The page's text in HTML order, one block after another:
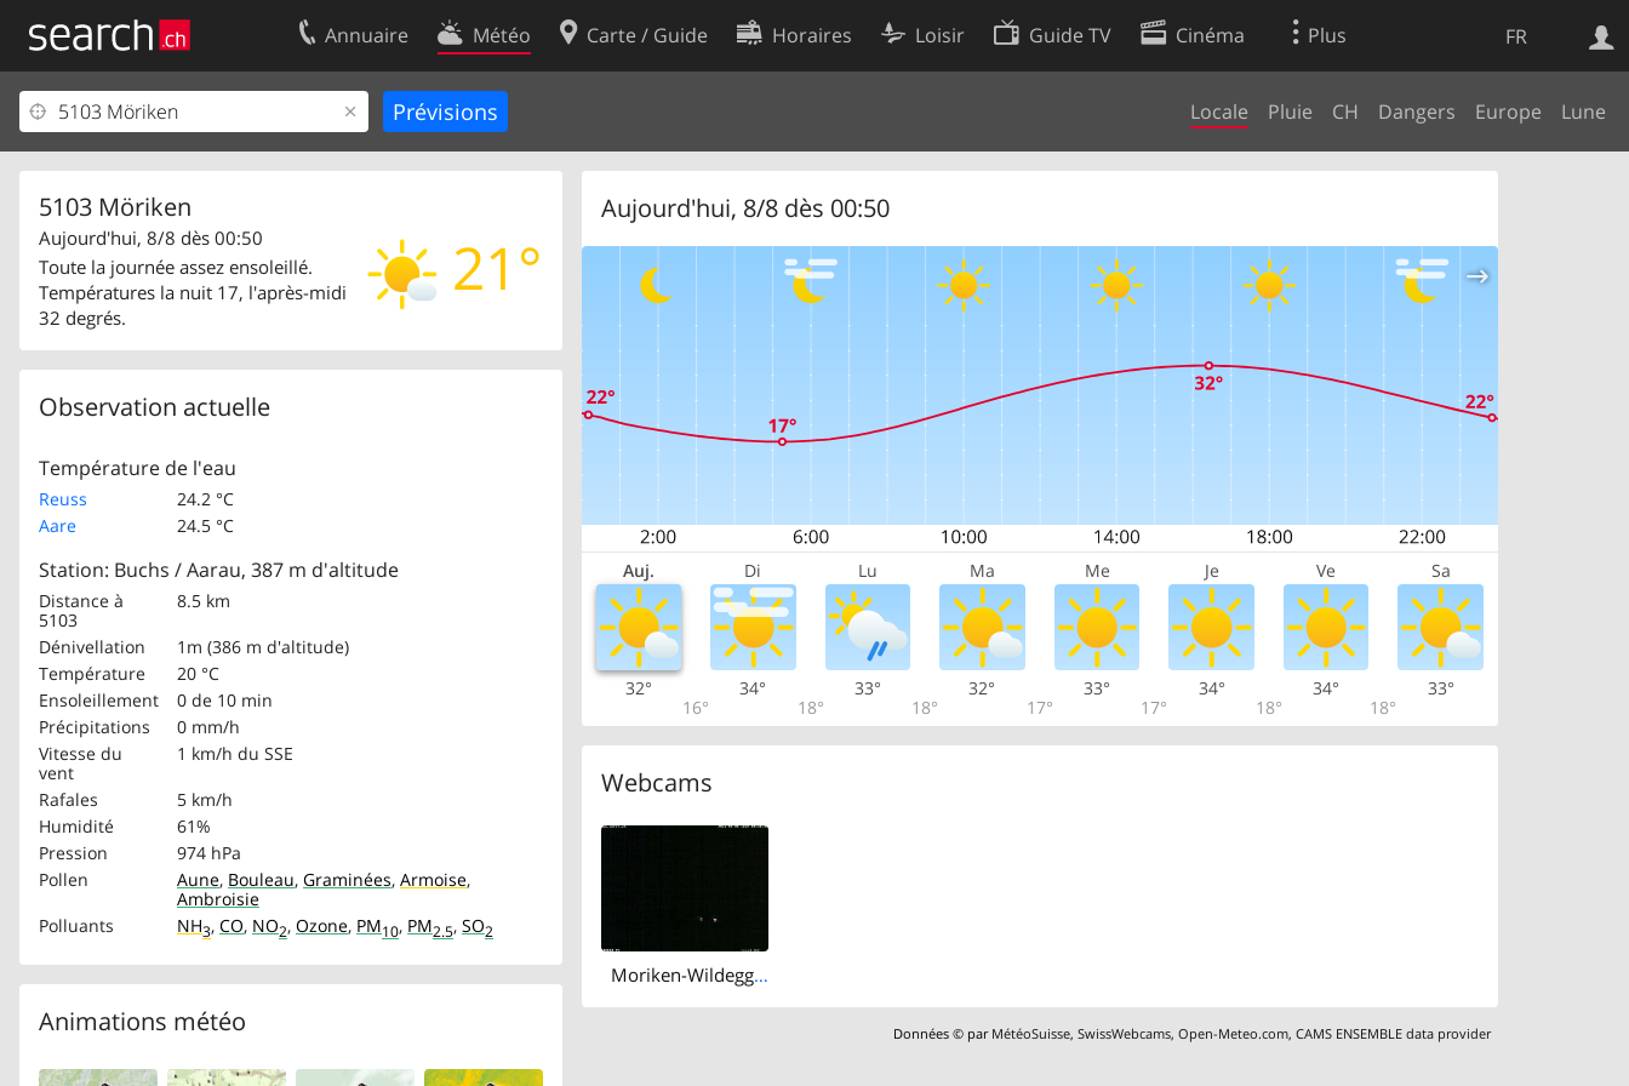
FR
Annuaire Météo Carte / Guide Horaires Loisir Guide TV Cinéma Plus
Locale Pluie CH Dangers Europe Lune
5103 Möriken
21°
Aujourd'hui, 8/8 dès 00:50
Toute la journée assez ensoleillé.
Températures la nuit 17, l'après-midi
32 degrés.
Observation actuelle
Température de l'eau
Reuss
24.2 °C
Aare
24.5 °C
Station: Buchs / Aarau, 387 m d'altitude
Distance à
5103
8.5 km
Dénivellation
1m (386 m d'altitude)
Température
20 °C
Ensoleillement
0 de 10 min
Précipitations
0 mm/h
Vitesse du
vent
1 km/h du SSE
Rafales
5 km/h
Humidité
61%
Pression
974 hPa
Pollen
Aune, Bouleau, Graminées, Armoise,
Ambroisie
Polluants
NH3, CO, NO2, Ozone, PM10, PM2.5, SO2
Animations météo
Aujourd'hui, 8/8 dès 00:50
Auj. Di Lu Ma Me Je Ve Sa
32°
16°
34°
18°
33°
18°
32°
17°
33°
17°
34°
18°
34°
18°
33°
Webcams
Moriken-Wildegg › West: Schloss Wildegg - Museum Aargau
Données © par MétéoSuisse,SwissWebcams,Open-Meteo.com,CAMS ENSEMBLE data provider
Web
Votre inscription
Centre clients
Mentions Légales
Contact
Conditions d’utilisation
Préférences de cookies